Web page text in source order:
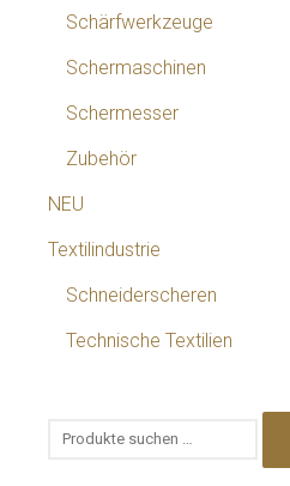
Schärfwerkzeuge
Schermaschinen
Schermesser
Zubehör
NEU
Textilindustrie
Schneiderscheren
Technische Textilien